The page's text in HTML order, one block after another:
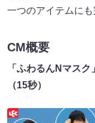
一つのアイテムにも
CM概要
「ふわるんNマス
（15秒）